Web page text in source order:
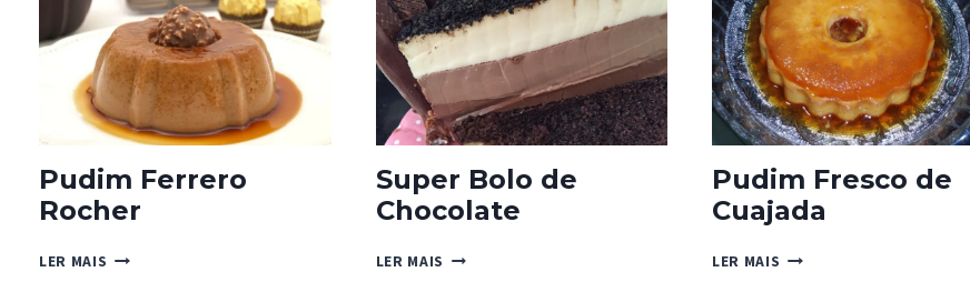
Pudim Ferrero
Rocher
LER MAIS PUDIM
Super Bolo de
Chocolate
LER MAIS SUPER
Pudim Fresco de
Cuajada
LER MAIS PUDIM